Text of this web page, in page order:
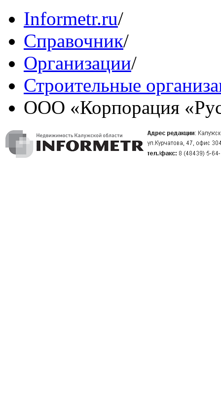
Informetr.ru/
Справочник/
Организации/
Строительные
ООО «Корпорация